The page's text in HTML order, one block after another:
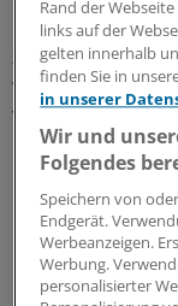
Zudem bekämen
wenn sie
verwenden
rauchten sie
Motivation, einen
Um Jugendliche
möglichen
Rand der
links auf der
gelten innerhalb
finden Sie in
in unserer
Wir und
Folgendes
Speichern von
Endgerät.
Werbeanzeigen.
Werbung.
personalisierter